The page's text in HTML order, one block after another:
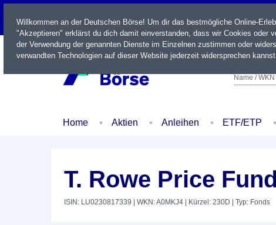
LIVE
Name / WKN
Home Aktien Anleihen ETF/ETP
T. Rowe Price
ISIN: LU0230817339 | WKN: A0MKJ4 | Kürzel: 230D | Typ: Fonds
Willkommen an der Deutschen Börse! Um dir das bestmögliche Online-
"Akzeptieren" erklärst du dich damit einverstanden, dass wir Cookies oder
der Verwendung der genannten Dienste im Einzelnen zustimmen oder
verwandten Technologien auf dieser Website jederzeit widersprechen